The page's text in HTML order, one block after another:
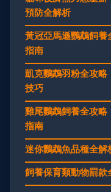
預防全解析
黃冠亞馬遜鸚鵡飼
指南
凱克鸚鵡羽粉全攻
技巧
雞尾鸚鵡飼養全攻
指南
迷你鸚鵡魚品種全
飼養保育類動物罰